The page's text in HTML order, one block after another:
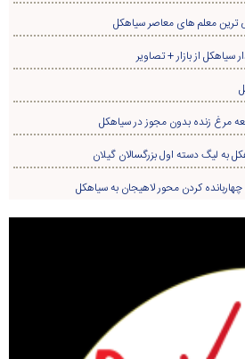
ترین معلم های معاصر سیاهکل
سیاهکل از بازار + تصاویر
به لیگ دسته اول بزرگسالان گیلان
کردن محور لاهیجان به سیاهکل